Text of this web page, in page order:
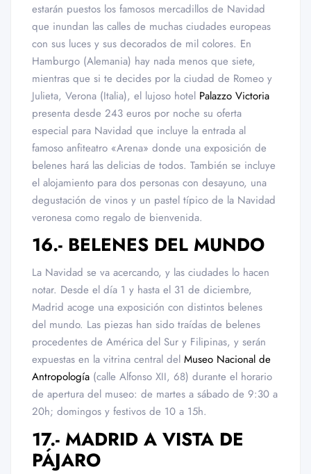
estarán puestos los famosos mercadillos de Navidad
que inundan las calles de muchas ciudades europeas
con sus luces y sus decorados de mil colores. En
Hamburgo (Alemania) hay nada menos que siete,
mientras que si te decides por la ciudad de Romeo y
Julieta, Verona (Italia), el lujoso hotel Palazzo Victoria
presenta desde 243 euros por noche su oferta
especial para Navidad que incluye la entrada al
famoso anfiteatro «Arena» donde una exposición de
belenes hará las delicias de todos. También se incluye
el alojamiento para dos personas con desayuno, una
degustación de vinos y un pastel típico de la Navidad
veronesa como regalo de bienvenida.
16.- BELENES DEL MUNDO
La Navidad se va acercando, y las ciudades lo hacen
notar. Desde el día 1 y hasta el 31 de diciembre,
Madrid acoge una exposición con distintos belenes
del mundo. Las piezas han sido traídas de belenes
procedentes de América del Sur y Filipinas, y serán
expuestas en la vitrina central del Museo Nacional de
Antropología (calle Alfonso XII, 68) durante el horario
de apertura del museo: de martes a sábado de 9:30 a
20h; domingos y festivos de 10 a 15h.
17.- MADRID A VISTA DE
PÁJARO